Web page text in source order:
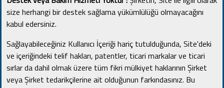
size herhangi bir destek sağlama yükümlülüğü olmayacağını
kabul edersiniz.
Sağlayabileceğiniz Kullanıcı İçeriği hariç tutulduğunda, Site'deki
ve içeriğindeki telif hakları, patentler, ticari markalar ve ticari
sırlar da dahil olmak üzere tüm fikri mülkiyet haklarının Şirket
veya Şirket tedarikçilerine ait olduğunun farkındasınız. Bu